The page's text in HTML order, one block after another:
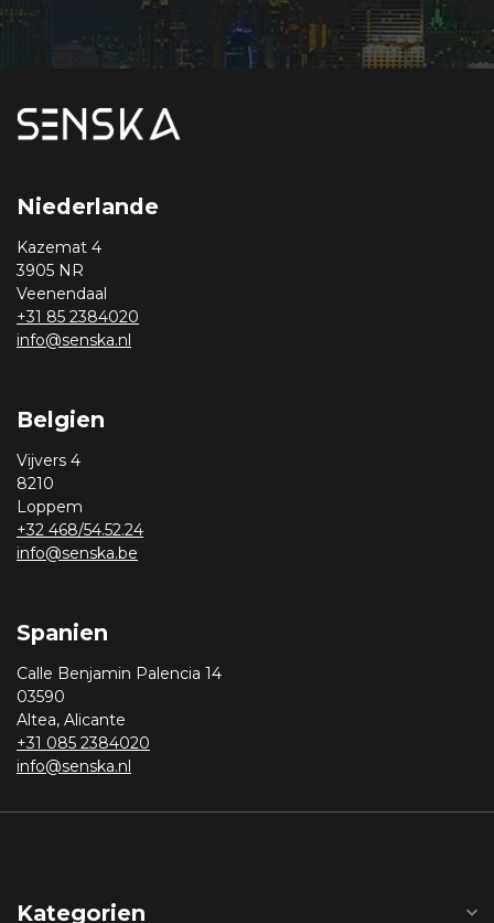
Niederlande
Kazemat 4
3905 NR
Veenendaal
+31 85 2384020
info@senska.nl
Belgien
Vijvers 4
8210
Loppem
+32 468/54.52.24
info@senska.be
Spanien
Calle Benjamin Palencia 14
03590
Altea, Alicante
+31 085 2384020
info@senska.nl
Kategorien